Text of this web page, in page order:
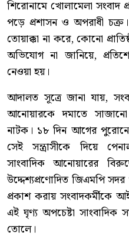
শিরোনামে খোলামেলা সংবাদ
পড়ে প্রশাসন ও অপরাধী চক্র।
তোয়াক্কা না করে, কোনো
অভিযোগ না জানিয়ে,
নেওয়া হয়।
আদালত সূত্রে জানা যায়,
আনোয়ারকে দমাতে
নাটক। ১৮ দিন আগের পুরোনো
সেই সন্ত্রাসীকে দিয়ে
সাংবাদিক আনোয়ারের
উদ্দেশ্যপ্রণোদিত জিএমপি
প্রকাশ করায় সংবাদকর্মীকে
এই ঘৃণ্য অপচেষ্টা সাংবাদিক
তোলে।